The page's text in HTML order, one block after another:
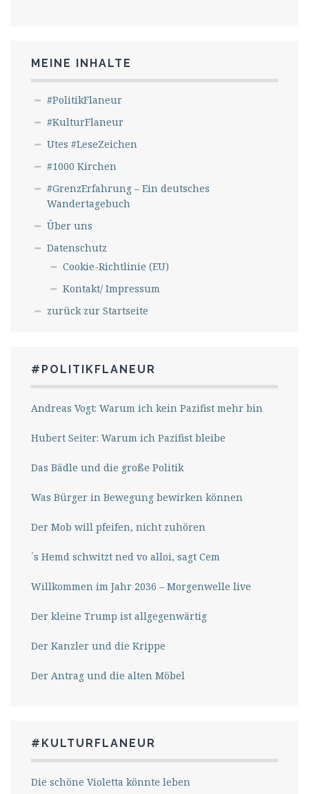
MEINE INHALTE
#PolitikFlaneur
#KulturFlaneur
Utes #LeseZeichen
#1000 Kirchen
#GrenzErfahrung – Ein deutsches
Wandertagebuch
Über uns
Datenschutz
Cookie-Richtlinie (EU)
Kontakt/ Impressum
zurück zur Startseite
#POLITIKFLANEUR
Andreas Vogt: Warum ich kein Pazifist mehr bin
Hubert Seiter: Warum ich Pazifist bleibe
Das Bädle und die große Politik
Was Bürger in Bewegung bewirken können
Der Mob will pfeifen, nicht zuhören
´s Hemd schwitzt ned vo alloi, sagt Cem
Willkommen im Jahr 2036 – Morgenwelle live
Der kleine Trump ist allgegenwärtig
Der Kanzler und die Krippe
Der Antrag und die alten Möbel
#KULTURFLANEUR
Die schöne Violetta könnte leben